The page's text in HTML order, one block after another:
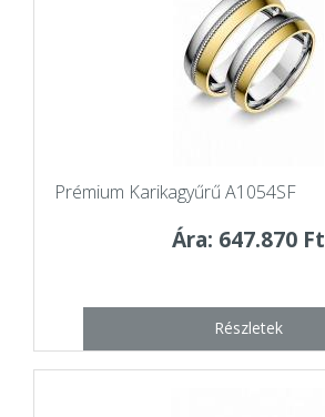
Prémium Karikagyűrű A1054SF
Ára: 647.870 Ft
Részletek